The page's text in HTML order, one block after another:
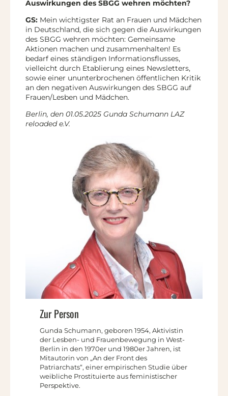
Auswirkungen des SBGG wehren möchten?
GS: Mein wichtigster Rat an Frauen und Mädchen
in Deutschland, die sich gegen die Auswirkungen
des SBGG wehren möchten: Gemeinsame
Aktionen machen und zusammenhalten! Es
bedarf eines ständigen Informationsflusses,
vielleicht durch Etablierung eines Newsletters,
sowie einer ununterbrochenen öffentlichen Kritik
an den negativen Auswirkungen des SBGG auf
Frauen/Lesben und Mädchen.
Berlin, den 01.05.2025 Gunda Schumann LAZ
reloaded e.V.
Zur Person
Gunda Schumann, geboren 1954, Aktivistin
der Lesben- und Frauenbewegung in West-
Berlin in den 1970er und 1980er Jahren, ist
Mitautorin von „An der Front des
Patriarchats“, einer empirischen Studie über
weibliche Prostituierte aus feministischer
Perspektive.